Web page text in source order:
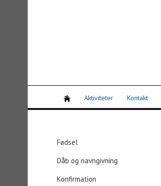
Aktiviteter Kontakt
Fødsel
Dåb og navngivning
Konfirmation